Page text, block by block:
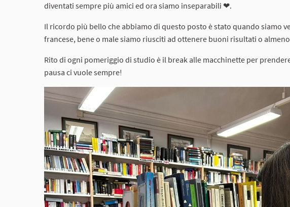
diventati sempre più amici ed ora siamo inseparabili ❤.
Il ricordo più bello che abbiamo di questo posto è stato quando siamo
francese, bene o male siamo riusciti ad ottenere buoni risultati o
Rito di ogni pomeriggio di studio è il break alle macchinette per
pausa ci vuole sempre!